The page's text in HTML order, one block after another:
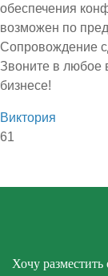
обеспечения
возможен по
Сопровождение
Звоните в любое
бизнесе!
Виктория
61
Хочу разместить